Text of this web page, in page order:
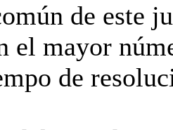
de este
el mayor
de